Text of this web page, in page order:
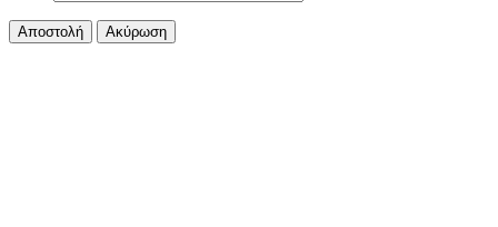
Αποστολή Ακύρωση